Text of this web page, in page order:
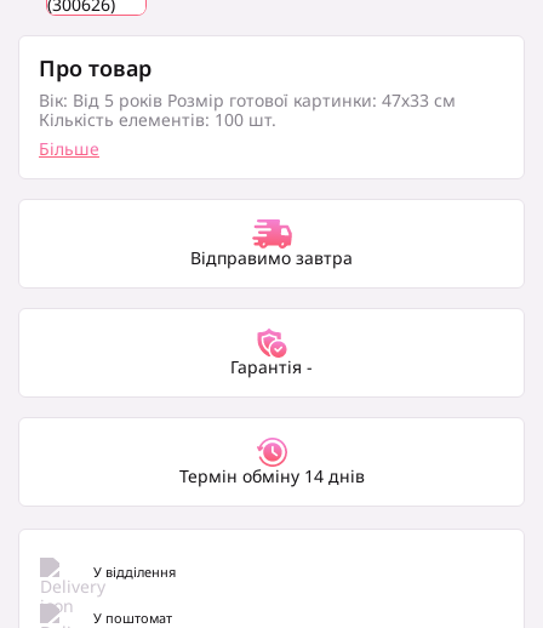
Про товар
Вік: Від 5 років Розмір готової картинки: 47х33 см
Кількість елементів: 100 шт.
Більше
Відправимо завтра
Гарантія -
Термін обміну 14 днів
У відділення
У поштомат